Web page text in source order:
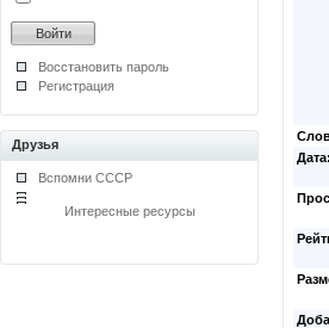
Восстановить пароль
Регистрация
Друзья
Вспомни СССР
Интересные ресурсы
Дата: